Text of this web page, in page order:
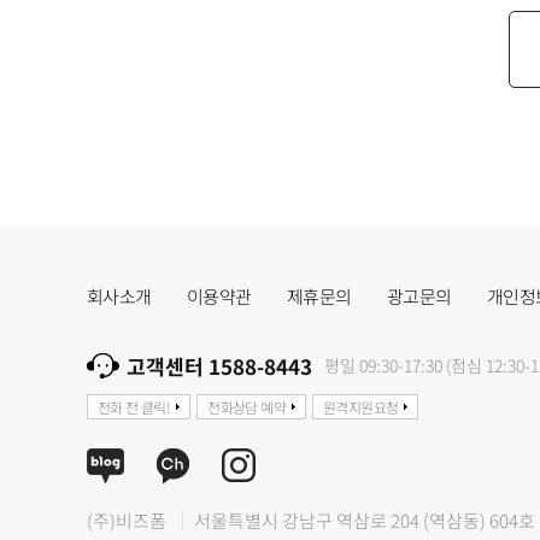
회사소개 이용약관 제휴문의 광고문의 개인
고객센터 1588-8443 평일 09:30-17:30 (점심 12:30-
전화 전 클릭! 전화상담 예약 원격지원요청
(주)비즈폼 서울특별시 강남구 역삼로 204 (역삼동) 604호